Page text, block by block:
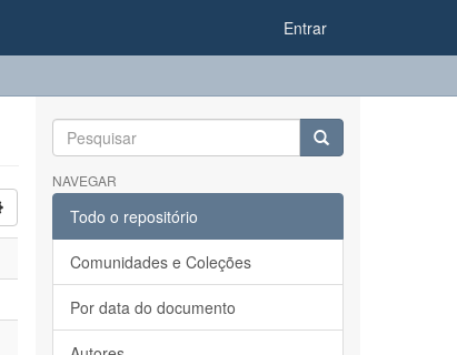
Entrar
NAVEGAR
Todo o repositório
Comunidades e Coleções
Por data do documento